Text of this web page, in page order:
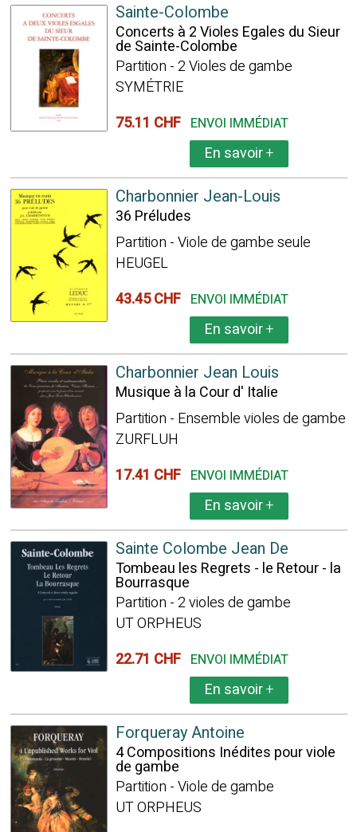
Sainte-Colombe
Concerts à 2 Violes Egales du Sieur
de Sainte-Colombe
Partition - 2 Violes de gambe
SYMÉTRIE
75.11 CHF ENVOI IMMÉDIAT
En savoir+
Charbonnier Jean-Louis
36 Préludes
Partition - Viole de gambe seule
HEUGEL
43.45 CHF ENVOI IMMÉDIAT
En savoir+
Charbonnier Jean Louis
Musique à la Cour d' Italie
Partition - Ensemble violes de gambe
ZURFLUH
17.41 CHF ENVOI IMMÉDIAT
En savoir+
Sainte Colombe Jean De
Tombeau les Regrets - le Retour - la
Bourrasque
Partition - 2 violes de gambe
UT ORPHEUS
22.71 CHF ENVOI IMMÉDIAT
En savoir+
Forqueray Antoine
4 Compositions Inédites pour viole
de gambe
Partition - Viole de gambe
UT ORPHEUS